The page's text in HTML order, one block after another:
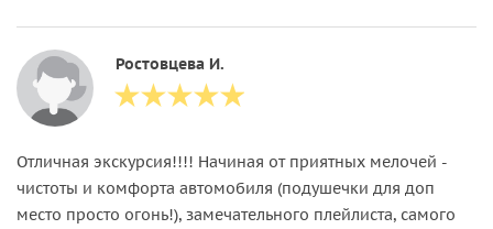
Ростовцева И.
Отличная экскурсия!!!! Начиная от приятных мелочей -
чистоты и комфорта автомобиля (подушечки для доп
место просто огонь!), замечательного плейлиста, самого